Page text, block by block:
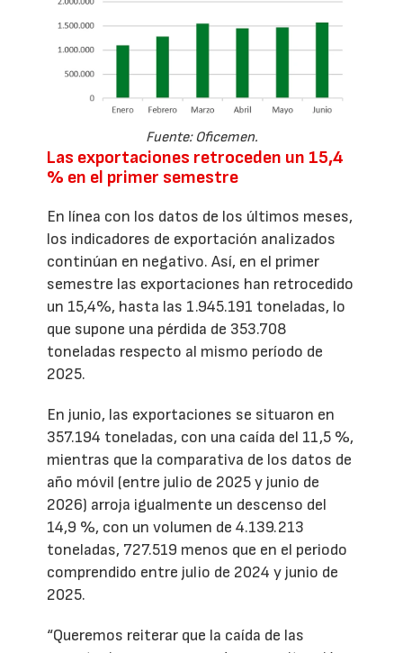
Fuente: Oficemen.
Las exportaciones retroceden un 15,4
% en el primer semestre
En línea con los datos de los últimos meses,
los indicadores de exportación analizados
continúan en negativo. Así, en el primer
semestre las exportaciones han retrocedido
un 15,4%, hasta las 1.945.191 toneladas, lo
que supone una pérdida de 353.708
toneladas respecto al mismo período de
2025.
En junio, las exportaciones se situaron en
357.194 toneladas, con una caída del 11,5 %,
mientras que la comparativa de los datos de
año móvil (entre julio de 2025 y junio de
2026) arroja igualmente un descenso del
14,9 %, con un volumen de 4.139.213
toneladas, 727.519 menos que en el periodo
comprendido entre julio de 2024 y junio de
2025.
“Queremos reiterar que la caída de las